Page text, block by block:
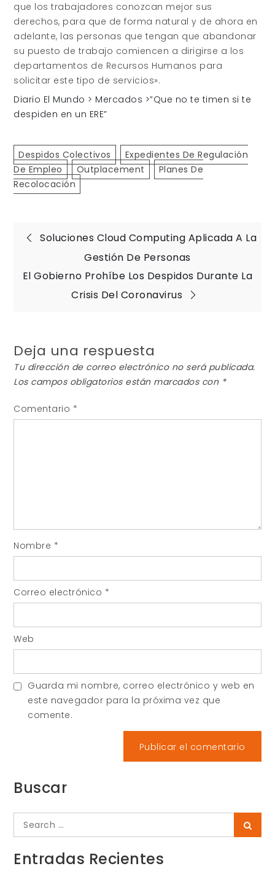
que los trabajadores conozcan mejor sus
derechos, para que de forma natural y de ahora en
adelante, las personas que tengan que abandonar
su puesto de trabajo comiencen a dirigirse a los
departamentos de Recursos Humanos para
solicitar este tipo de servicios».
Diario El Mundo > Mercados >”Que no te timen si te
despiden en un ERE”
Despidos Colectivos
Expedientes De Regulación
De Empleo
Outplacement
Planes De
Recolocación
Navegación
de
entradas
Soluciones Cloud Computing Aplicada A La
Gestión De Personas
El Gobierno Prohíbe Los Despidos Durante La
Crisis Del Coronavirus
Deja una respuesta
Tu dirección de correo electrónico no será publicada.
Los campos obligatorios están marcados con *
Comentario *
Nombre *
Correo electrónico *
Web
Guarda mi nombre, correo electrónico y web en
este navegador para la próxima vez que
comente.
Buscar
Search
for:
Entradas Recientes